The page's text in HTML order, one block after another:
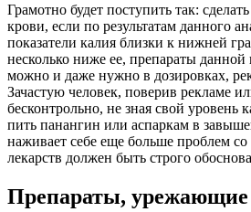
Грамотно будет поступить так:
крови, если по результатам данного
показатели калия близки к нижней
несколько ниже ее, препараты данной
можно и даже нужно в дозировках,
Зачастую человек, поверив рекламе
бесконтрольно, не зная свой уровень
пить панангин или аспаркам в
наживает себе еще больше проблем
лекарств должен быть строго
Препараты,